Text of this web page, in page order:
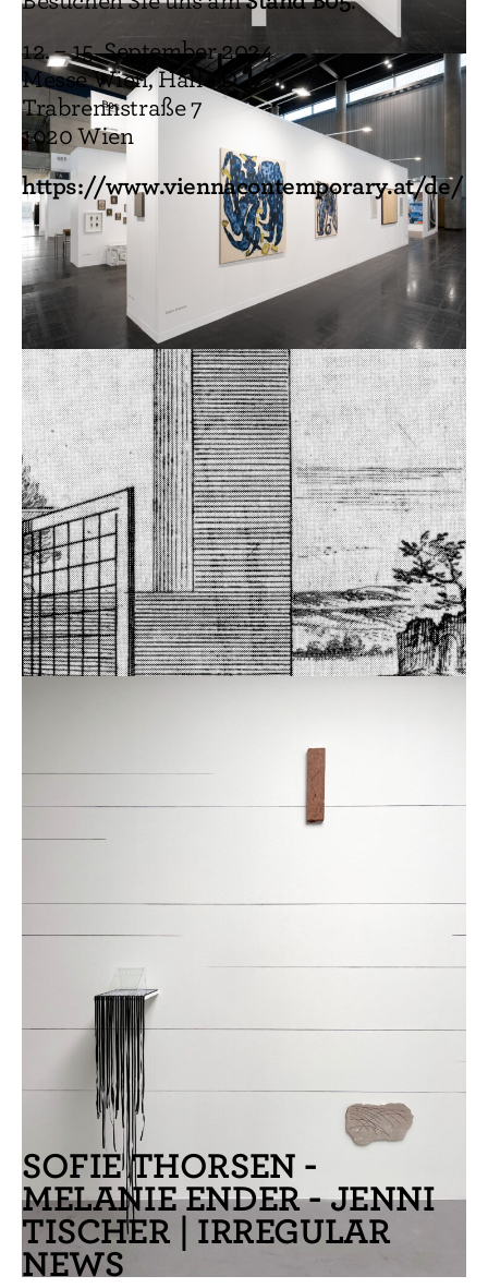
12. – 15. September 2024
Messe Wien, Halle D
Trabrennstraße 7
1020 Wien
https://www.viennacontemporary.at/de/
SOFIE THORSEN -
MELANIE ENDER - JENNI
TISCHER | IRREGULAR
NEWS